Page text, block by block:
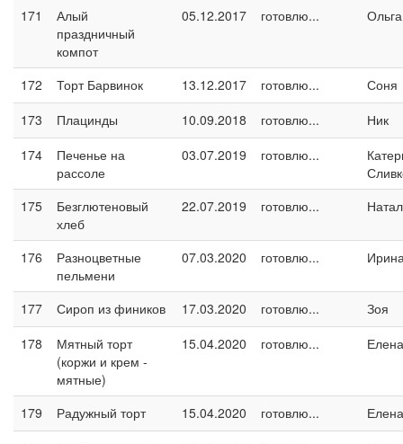
171
Алый
праздничный
компот
05.12.2017 готовлю...
172 Торт Барвинок 13.12.2017 готовлю...
Соня
173
Плацинды 10.09.2018 готовлю...
Ник
174
Печенье на
рассоле
03.07.2019 готовлю...
175
Безглютеновый
хлеб
22.07.2019 готовлю...
176
Разноцветные
пельмени
07.03.2020 готовлю...
177 Сироп из фиников 17.03.2020 готовлю...
Зоя
178
Мятный торт
(коржи и крем -
мятные)
15.04.2020 готовлю...
179 Радужный торт 15.04.2020 готовлю...